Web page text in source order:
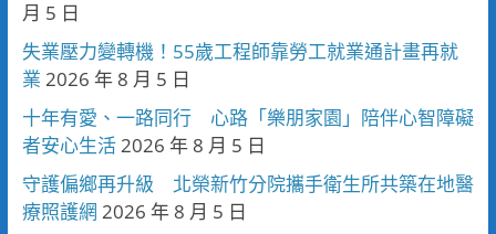
月 5 日
失業壓力變轉機！55歲工程師靠勞工就業通計畫再就
業 2026 年 8 月 5 日
十年有愛、一路同行 心路「樂朋家園」陪伴心智障礙
者安心生活2026 年 8 月 5 日
守護偏鄉再升級 北榮新竹分院攜手衛生所共築在地醫
療照護網 2026 年 8 月 5 日